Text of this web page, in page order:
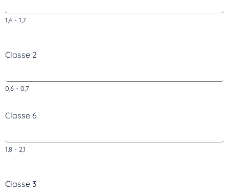
1,4 - 1,7
Classe 2
0,6 - 0,7
Classe 6
1,8 - 2,1
Classe 3